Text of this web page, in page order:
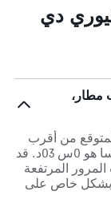
دي
مطار،
المتوقع من أقرب
مطار مطار مالبينسا إلى إي فيوري دي مالبينسا هو 0س 03د. قد
المرتفعة
بشكل خاص على